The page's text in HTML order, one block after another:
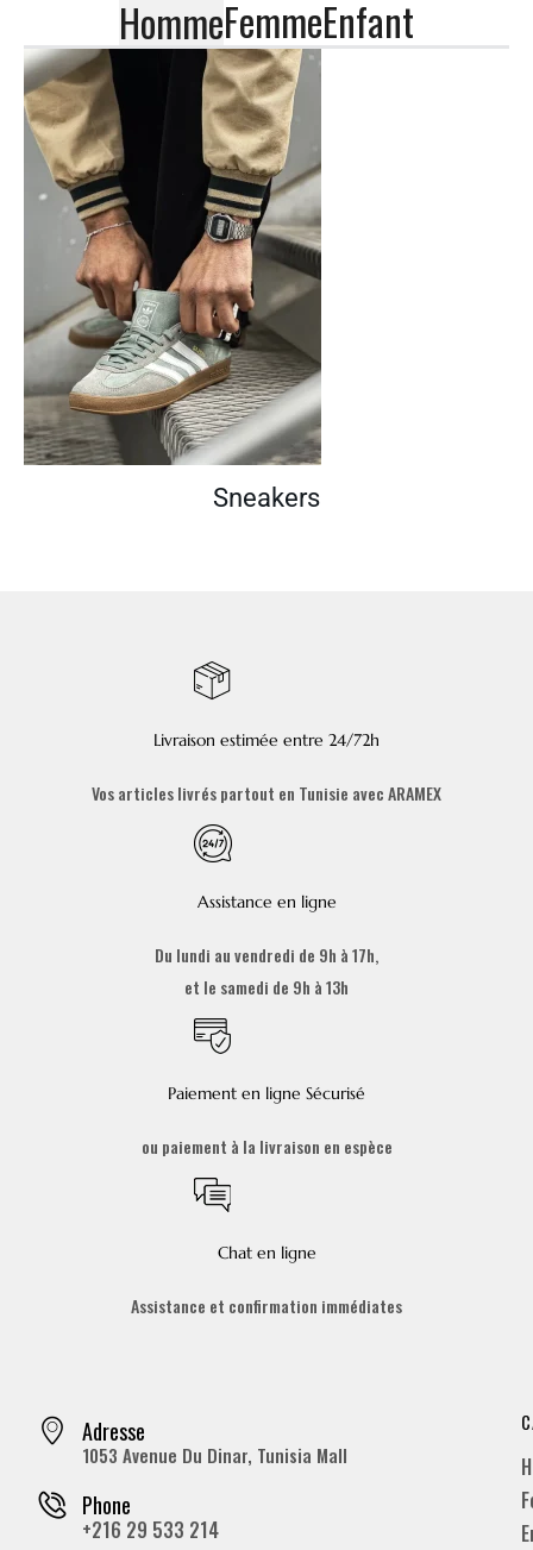
HommeFemmeEnfant
Sneakers
Livraison estimée entre 24/72h
Vos articles livrés partout en Tunisie avec ARAMEX
Assistance en ligne
Du lundi au vendredi de 9h à 17h,
et le samedi de 9h à 13h
Paiement en ligne Sécurisé
ou paiement à la livraison en espèce
Chat en ligne
Assistance et confirmation immédiates
Adresse
1053 Avenue Du Dinar, Tunisia Mall
Phone
+216 29 533 214